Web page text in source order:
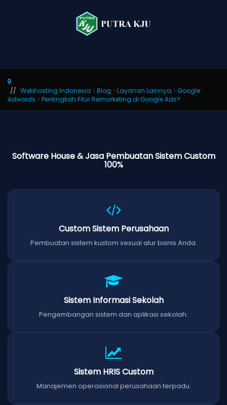
Webhosting Indonesia > Blog > Layanan Lainnya > Google
Adwords > Pentingkah Fitur Remarketing di Google Ads?
Software House & Jasa Pembuatan Sistem Custom
100%
Custom Sistem Perusahaan
Pembuatan sistem kustom sesuai alur bisnis Anda.
Sistem Informasi Sekolah
Pengembangan sistem dan aplikasi sekolah.
Sistem HRIS Custom
Manajemen operasional perusahaan terpadu.